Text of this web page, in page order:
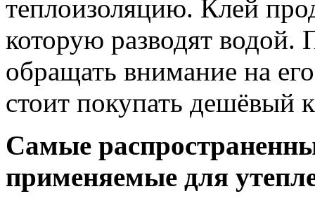
теплоизоляцию. Клей
которую разводят водой.
обращать внимание на
стоит покупать дешёвый
Самые
применяемые для